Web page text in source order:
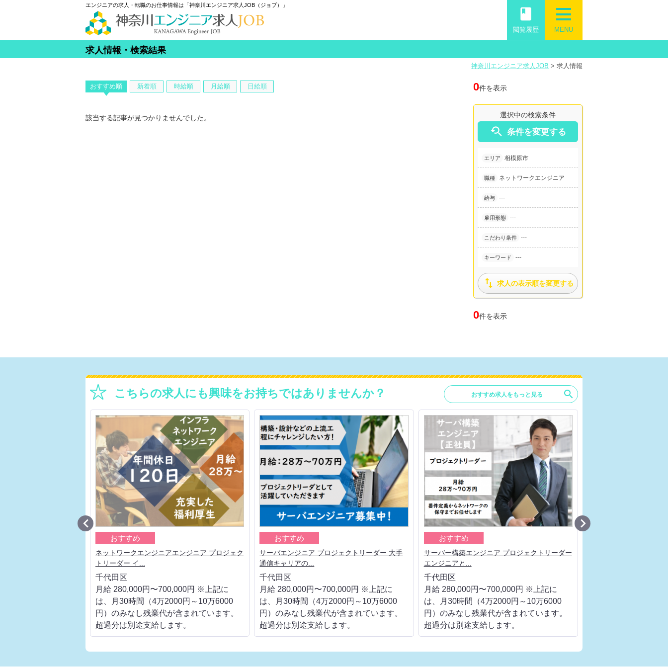
エンジニアの求人・転職のお仕事情報は「神奈川エンジニア求人JOB（ジョブ）」
MENU
book
閲覧履歴
求人情報・検索結果
神奈川エンジニア求人JOB > 求人情報
0件を表示
おすすめ順 新着順 時給順 月給順 日給順
選択中の検索条件
 条件を変更する
エリア 相模原市
職種 ネットワークエンジニア
給与 ---
雇用形態 ---
こだわり条件 ---
キーワード ---
 求人の表示順を変更する
該当する記事が見つかりませんでした。
0件を表示
こちらの求人にも興味をお持ちではありませんか？ おすすめ求人をもっと見る search
おすすめ
ネットワークエンジニアエンジニア プロジェク
トリーダー イ...
千代田区
月給 280,000円〜700,000円 ※上記に
は、月30時間（4万2000円～10万6000
円）のみなし残業代が含まれています。
超過分は別途支給します。
おすすめ
サーバエンジニア プロジェクトリーダー 大手
通信キャリアの...
千代田区
月給 280,000円〜700,000円 ※上記に
は、月30時間（4万2000円～10万6000
円）のみなし残業代が含まれています。
超過分は別途支給します。
おすすめ
サーバー構築エンジニア プロジェクトリーダー
エンジニアと...
千代田区
月給 280,000円〜700,000円 ※上記に
は、月30時間（4万2000円～10万6000
円）のみなし残業代が含まれています。
超過分は別途支給します。

